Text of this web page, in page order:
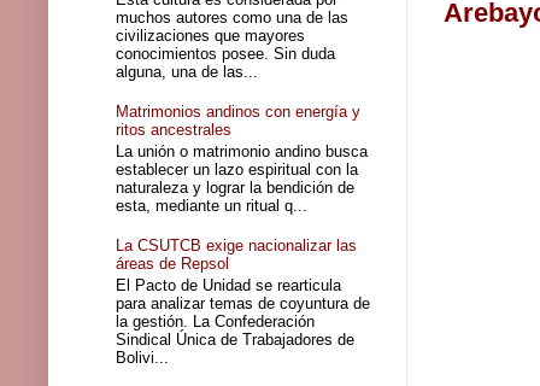
muchos autores como una de las
civilizaciones que mayores
conocimientos posee. Sin duda
alguna, una de las...
Matrimonios andinos con energía y
ritos ancestrales
La unión o matrimonio andino busca
establecer un lazo espiritual con la
naturaleza y lograr la bendición de
esta, mediante un ritual q...
La CSUTCB exige nacionalizar las
áreas de Repsol
El Pacto de Unidad se rearticula
para analizar temas de coyuntura de
la gestión. La Confederación
Sindical Única de Trabajadores de
Bolivi...